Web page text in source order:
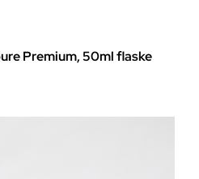
Premium, 50ml flaske